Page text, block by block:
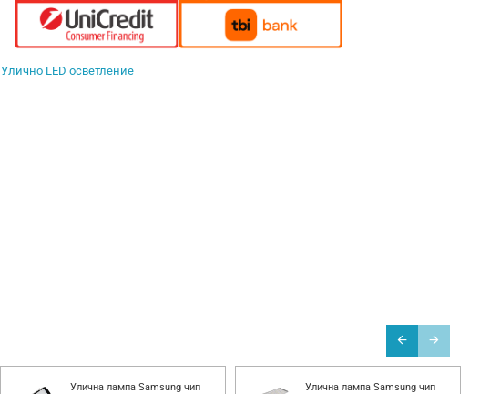
Улично LED осветление
Улична лампа Samsung чип
Улична лампа Samsung чип